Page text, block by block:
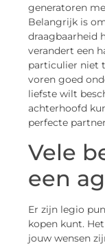
generatoren
Belangrijk is
draagbaarheid
verandert een
particulier niet
voren goed
liefste wilt
achterhoofd
perfecte
Vele
een
Er zijn legio
kopen kunt.
jouw wensen